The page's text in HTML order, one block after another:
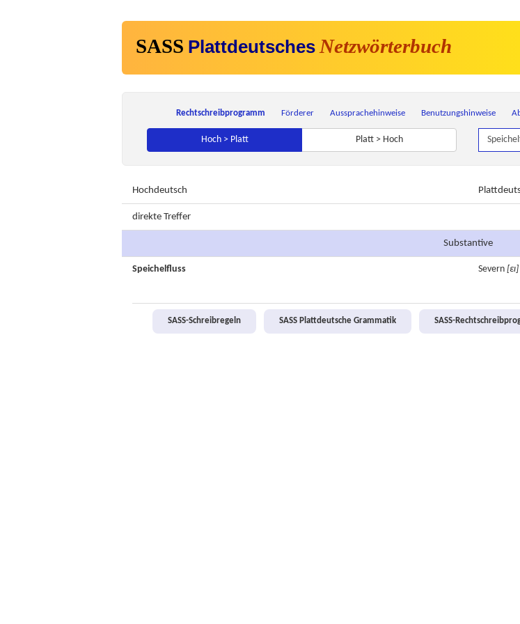
SASS Plattdeutsches Netzwörterbuch
Rechtschreibprogramm Förderer Aussprachehinweise Benutzungshinweise
Hoch > Platt Platt > Hoch
Hochdeutsch
direkte Treffer
Substantive
Speichelfluss Severn [εɪ]
SASS-Schreibregeln SASS Plattdeutsche Grammatik
SASS-